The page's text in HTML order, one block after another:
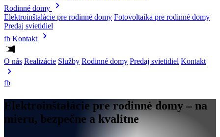
Rodinné domy
Elektroinštalácie pre rodinné domy Fotovoltaika pre rodinné domy
Predaj svietidiel
fb Kontakt
O nás Realizácie Služby Rodinné domy Predaj svietidiel Kontakt
fb
Elektroinštalácie pre rodinné domy – na
mieru, bezpečne a kvalitne